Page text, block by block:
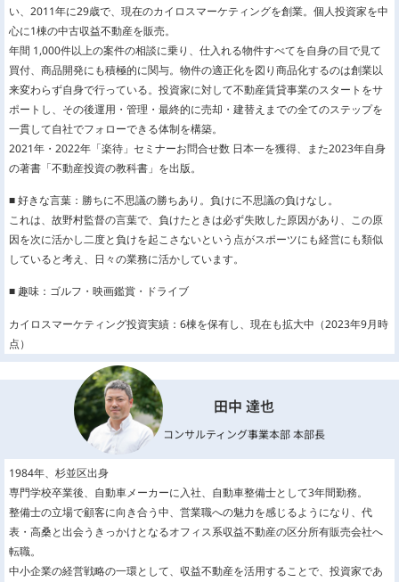
い、2011年に29歳で、現在のカイロスマーケティングを創業。個人投資家を中
心に1棟の中古収益不動産を販売。
年間 1,000件以上の案件の相談に乗り、仕入れる物件すべてを自身の目で見て
買付、商品開発にも積極的に関与。物件の適正化を図り商品化するのは創業以
来変わらず自身で行っている。投資家に対して不動産賃貸事業のスタートをサ
ポートし、その後運用・管理・最終的に売却・建替えまでの全てのステップを
一貫して自社でフォローできる体制を構築。
2021年・2022年「楽待」セミナーお問合せ数 日本一を獲得、また2023年自身
の著書「不動産投資の教科書」を出版。
■ 好きな言葉：勝ちに不思議の勝ちあり。負けに不思議の負けなし。
これは、故野村監督の言葉で、負けたときは必ず失敗した原因があり、この原
因を次に活かし二度と負けを起こさないという点がスポーツにも経営にも類似
していると考え、日々の業務に活かしています。
■ 趣味：ゴルフ・映画鑑賞・ドライブ
カイロスマーケティング投資実績：6棟を保有し、現在も拡大中（2023年9月時
点）
田中 達也
コンサルティング事業本部 本部長
1984年、杉並区出身
専門学校卒業後、自動車メーカーに入社、自動車整備士として3年間勤務。
整備士の立場で顧客に向き合う中、営業職への魅力を感じるようになり、代
表・高桑と出会うきっかけとなるオフィス系収益不動産の区分所有販売会社へ
転職。
中小企業の経営戦略の一環として、収益不動産を活用することで、投資家であ